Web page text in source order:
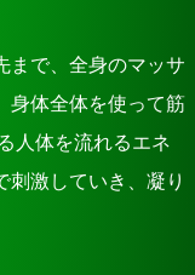
まで、全身のマッサ
身体全体を使って筋
人体を流れるエネ
刺激していき、凝り